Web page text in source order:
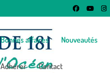
Bonnes affaires Nouveautés
Adhérer Contact